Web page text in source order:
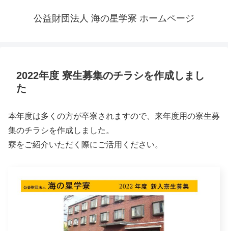
公益財団法人 海の星学寮 ホームページ
2022年度 寮生募集のチラシを作成しまし
た
本年度は多くの方が卒寮されますので、来年度用の寮生募
集のチラシを作成しました。
寮をご紹介いただく際にご活用ください。